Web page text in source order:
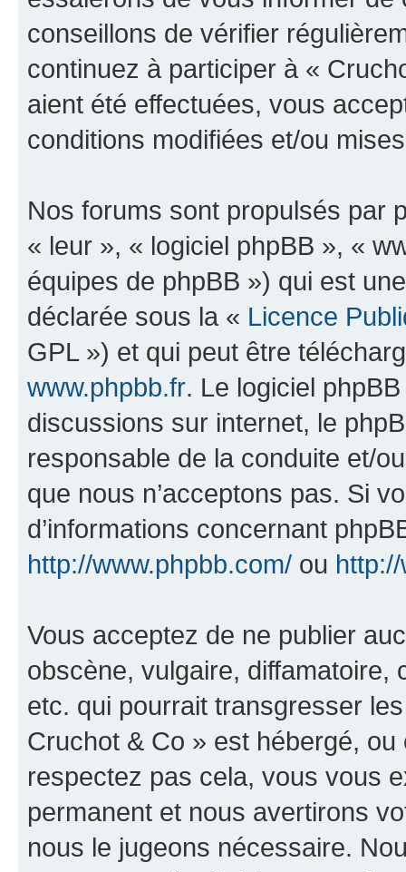
conseillons de vérifier
continuez à participer à «
aient été effectuées, vous
conditions modifiées et/ou
Nos forums sont propulsés par
« leur », « logiciel phpBB », «
équipes de phpBB ») qui est
déclarée sous la « Licence
GPL ») et qui peut être
www.phpbb.fr. Le logiciel
discussions sur internet, le
responsable de la conduite et/
que nous n’acceptons pas. Si
d’informations concernant
http://www.phpbb.com/ ou
Vous acceptez de ne publier
obscène, vulgaire, diffamatoire,
etc. qui pourrait transgresser
Cruchot & Co » est hébergé,
respectez pas cela, vous vous
permanent et nous avertirons
nous le jugeons nécessaire.